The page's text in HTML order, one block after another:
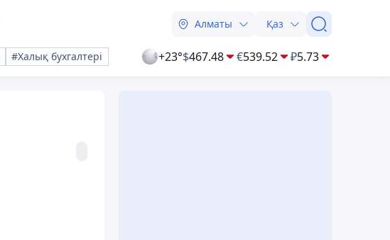
Алматы Қаз
#Халық бухгалтері +23°$467.48 €539.52 ₽5.73